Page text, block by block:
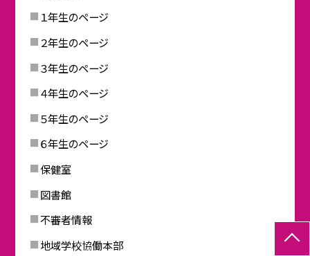
１年生のページ
２年生のページ
３年生のページ
４年生のページ
５年生のページ
６年生のページ
保健室
図書館
不審者情報
地域学校協働本部